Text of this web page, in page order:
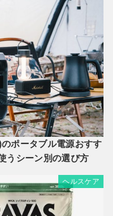
ポータブル電源おすす
うシーン別の選び方
ヘルスケア